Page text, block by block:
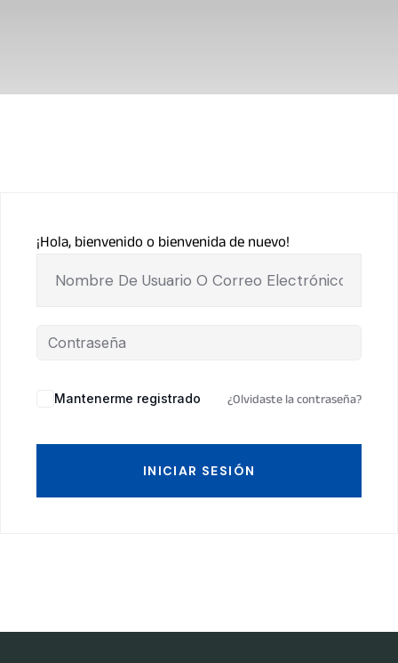
¡Hola, bienvenido o bienvenida de nuevo!
Mantenerme registrado ¿Olvidaste la contraseña?
INICIAR SESIÓN